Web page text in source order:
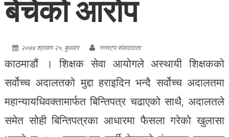
बेचेको आरोप
२०७४ श्रावण २५, बुधवार ननस्टप संवाददाता
काठमाडौं । शिक्षक सेवा आयोगले अस्थायी शिक्षकको
सर्वोच्च अदालतको मुद्दा हराइदिन भन्दै सर्वोच्च अदालतमा
महान्यायधिवक्तामार्फत बिन्तिपत्र चढाएको साथै, अदालतले
समेत सोही बिन्तिपत्रका आधारमा फैसला गरेको खुलासा